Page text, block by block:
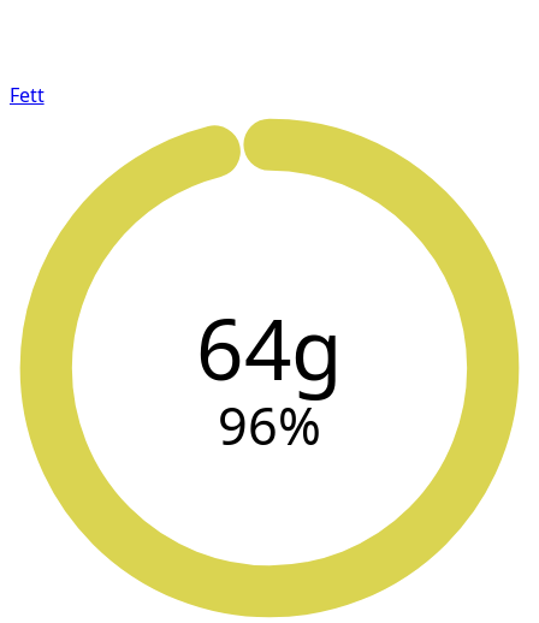
Fett
64g
96%